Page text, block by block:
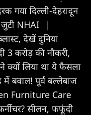
गया दिल्ली-देहरादून
NHAI
|
देखें दुनिया
3 करोड़ की नौकरी,
क्यों ल‍िया था ये फैसला
बवाल! पूर्व बल्लेबाज
Furniture Care
सीलन, फफूंदी